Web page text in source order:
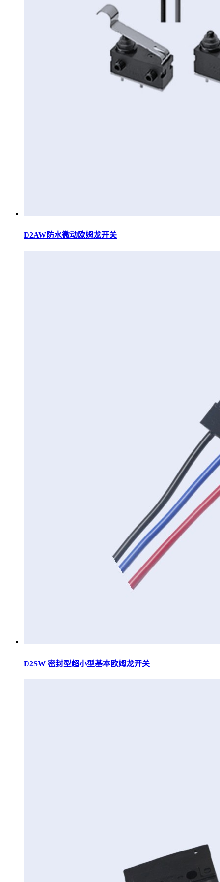
D2AW防水微动欧姆龙开关
D2SW 密封型超小型基本欧姆龙开关